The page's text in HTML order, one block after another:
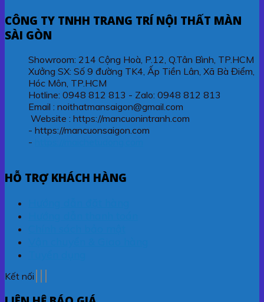
CÔNG TY TNHH TRANG TRÍ NỘI THẤT MÀN
SÀI GÒN
Showroom: 214 Cộng Hoà, P.12, Q.Tân Bình, TP.HCM
Xưởng SX: Số 9 đường TK4, Ấp Tiền Lân, Xã Bà Điểm,
Hóc Môn, TP.HCM
Hotline: 0948 812 813 - Zalo: 0948 812 813
Email : noithatmansaigon@gmail.com
Website : https://mancuonintranh.com
- https://mancuonsaigon.com
-
HỖ TRỢ KHÁCH HÀNG
Kết nối